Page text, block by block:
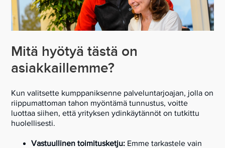
Mitä hyötyä tästä on
asiakkaillemme?
Kun valitsette kumppaniksenne palveluntarjoajan, jolla on
riippumattoman tahon myöntämä tunnustus, voitte
luottaa siihen, että yrityksen ydinkäytännöt on tutkittu
huolellisesti.
Vastuullinen toimitusketju: Emme tarkastele vain